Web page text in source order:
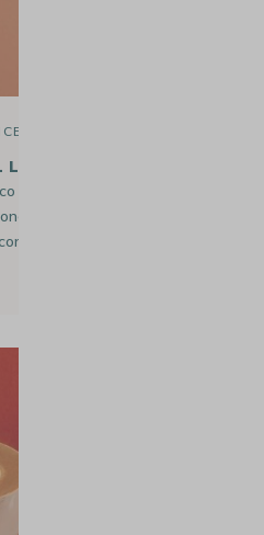
MACCHIATO
intramontabile dell’universo del
è piuttosto semplice, questa